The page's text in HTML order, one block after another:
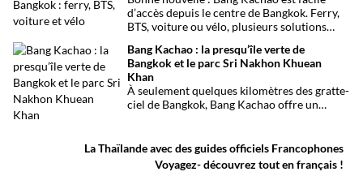
d’accès depuis le centre de Bangkok. Ferry,
BTS, voiture ou vélo, plusieurs solutions
oasis de verdure.
Bang Kachao : la presqu’île verte de
Bangkok et le parc Sri Nakhon Khuean
Khan
À seulement quelques kilomètres des gratte-
ciel de Bangkok, Bang Kachao offre un
temples et marché flottant, cette vaste
presqu’île protégée constitue l’une des plus
La Thaïlande avec des guides officiels Francophones
Voyagez- découvrez tout en français !